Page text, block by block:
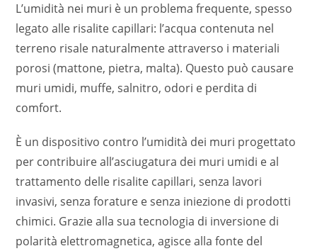
L’umidità nei muri è un problema frequente, spesso
legato alle risalite capillari: l’acqua contenuta nel
terreno risale naturalmente attraverso i materiali
porosi (mattone, pietra, malta). Questo può causare
muri umidi, muffe, salnitro, odori e perdita di
comfort.
È un dispositivo contro l’umidità dei muri progettato
per contribuire all’asciugatura dei muri umidi e al
trattamento delle risalite capillari, senza lavori
invasivi, senza forature e senza iniezione di prodotti
chimici. Grazie alla sua tecnologia di inversione di
polarità elettromagnetica, agisce alla fonte del